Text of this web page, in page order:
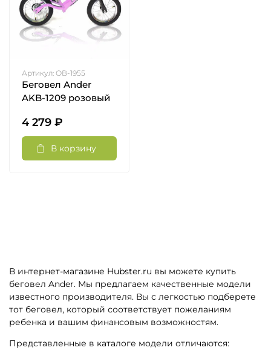
Артикул: ОВ-1955
Беговел Ander
AKB-1209 розовый
4 279 ₽
В корзину
В интернет-магазине Hubster.ru вы можете купить
беговел Ander. Мы предлагаем качественные модели
известного производителя. Вы с легкостью подберете
тот беговел, который соответствует пожеланиям
ребенка и вашим финансовым возможностям.
Представленные в каталоге модели отличаются: